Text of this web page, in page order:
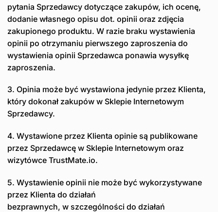
pytania Sprzedawcy dotyczące zakupów, ich ocenę,
dodanie własnego opisu dot. opinii oraz zdjęcia
zakupionego produktu. W razie braku wystawienia
opinii po otrzymaniu pierwszego zaproszenia do
wystawienia opinii Sprzedawca ponawia wysyłkę
zaproszenia.
3. Opinia może być wystawiona jedynie przez Klienta,
który dokonał zakupów w Sklepie Internetowym
Sprzedawcy.
4. Wystawione przez Klienta opinie są publikowane
przez Sprzedawcę w Sklepie Internetowym oraz
wizytówce TrustMate.io.
5. Wystawienie opinii nie może być wykorzystywane
przez Klienta do działań
bezprawnych, w szczególności do działań